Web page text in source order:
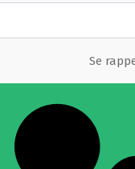
Se